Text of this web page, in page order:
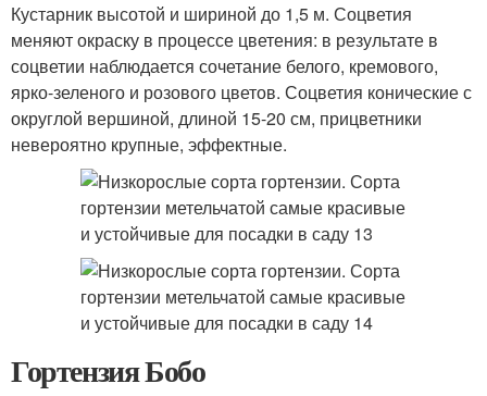
Кустарник высотой и шириной до 1,5 м. Соцветия
меняют окраску в процессе цветения: в результате в
соцветии наблюдается сочетание белого, кремового,
ярко-зеленого и розового цветов. Соцветия конические с
округлой вершиной, длиной 15-20 см, прицветники
невероятно крупные, эффектные.
Гортензия Бобо